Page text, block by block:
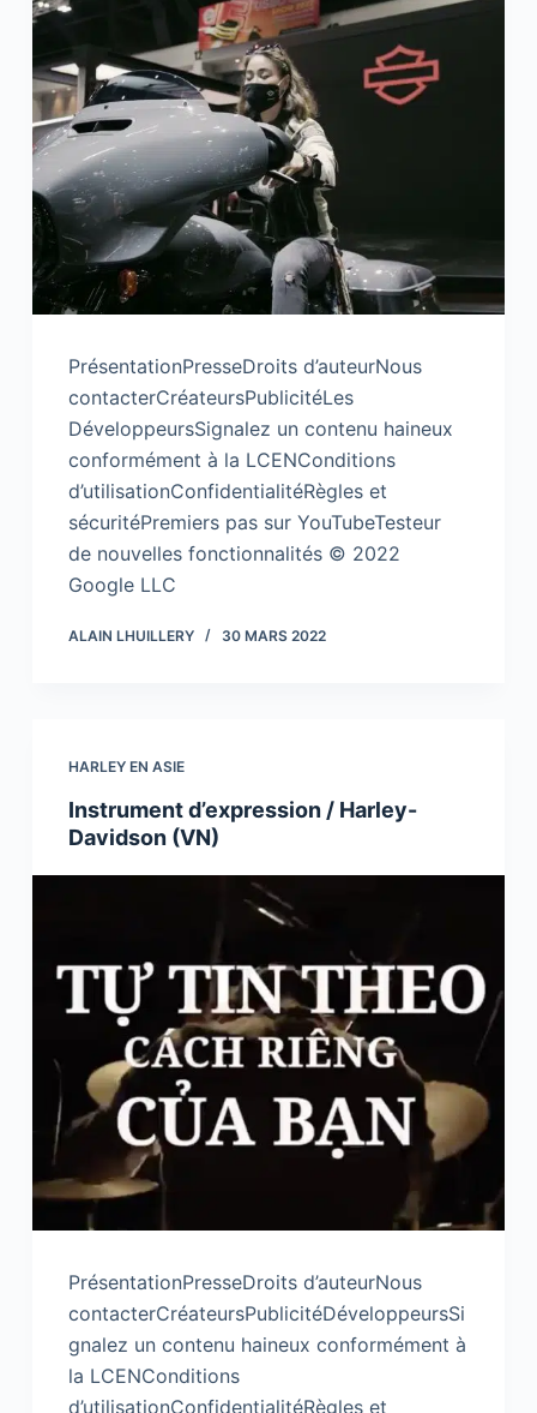
PrésentationPresseDroits d’auteurNous
contacterCréateursPublicitéLes
DéveloppeursSignalez un contenu haineux
conformément à la LCENConditions
d’utilisationConfidentialitéRègles et
sécuritéPremiers pas sur YouTubeTesteur
de nouvelles fonctionnalités © 2022
Google LLC
ALAIN LHUILLERY 30 MARS 2022
HARLEY EN ASIE
Instrument d’expression / Harley-
Davidson (VN)
PrésentationPresseDroits d’auteurNous
contacterCréateursPublicitéDéveloppeursSi
gnalez un contenu haineux conformément à
la LCENConditions
d’utilisationConfidentialitéRègles et